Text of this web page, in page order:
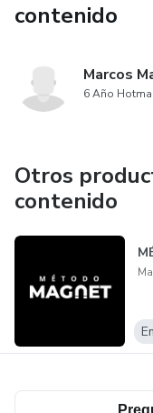
contenido
Marcos
6 Año
Otros
contenido